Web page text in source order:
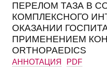
ПЕРЕЛОМ ТАЗА В
КОМПЛЕКСНОГО
ОКАЗАНИИ
ПРИМЕНЕНИЕМ
ORTHOPAEDICS
АННОТАЦИЯ PDF